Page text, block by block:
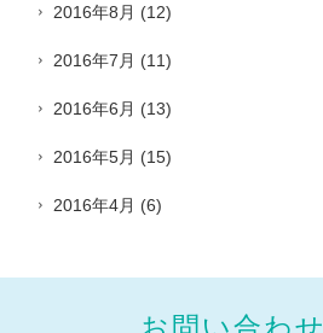
2016年8月 (12)
2016年7月 (11)
2016年6月 (13)
2016年5月 (15)
2016年4月 (6)